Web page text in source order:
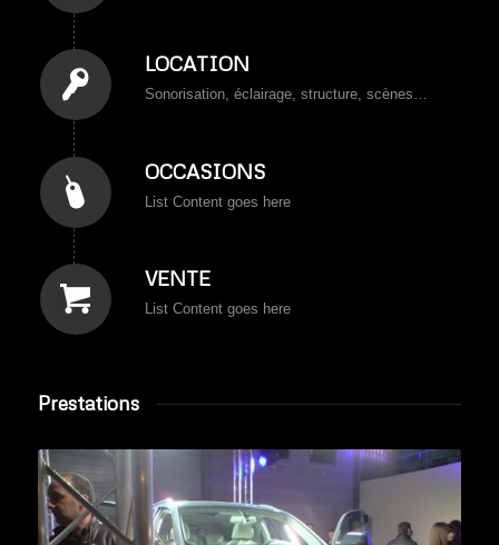
LOCATION
Sonorisation, éclairage, structure, scènes…
OCCASIONS
List Content goes here
VENTE
List Content goes here
Prestations